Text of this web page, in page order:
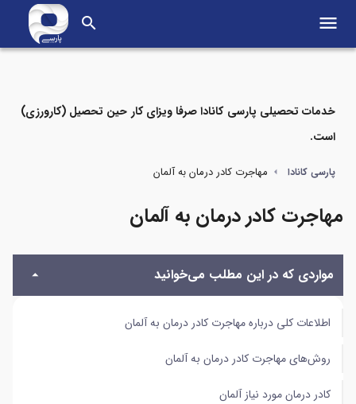
search menu
مواردی که در این مطلب می‌خوانید
اطلاعات کلی درباره مهاجرت کادر درمان به آلمان
کادر درمان مورد نیاز آلمان
شرایط مهاجرت کادر درمان به آلمان
دریافت مجوز کار برای کادر درمان در آلمان
معادل‌سازی مدارک در آلمان
خدمات تحصیلی پارسی کانادا صرفا ویزای کار حین تحصیل (کارورزی)
است.
پارسی کانادا مهاجرت کادر درمان به آلمان
مهاجرت کادر درمان به آلمان
مواردی که در این مطلب می‌خوانید
اطلاعات کلی درباره مهاجرت کادر درمان به آلمان
روش‌های مهاجرت کادر درمان به آلمان
کادر درمان مورد نیاز آلمان